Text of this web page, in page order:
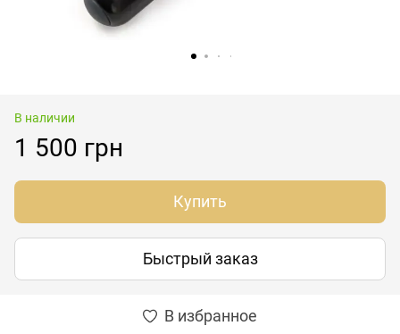
В наличии
1 500 грн
Купить
Быстрый заказ
В избранное